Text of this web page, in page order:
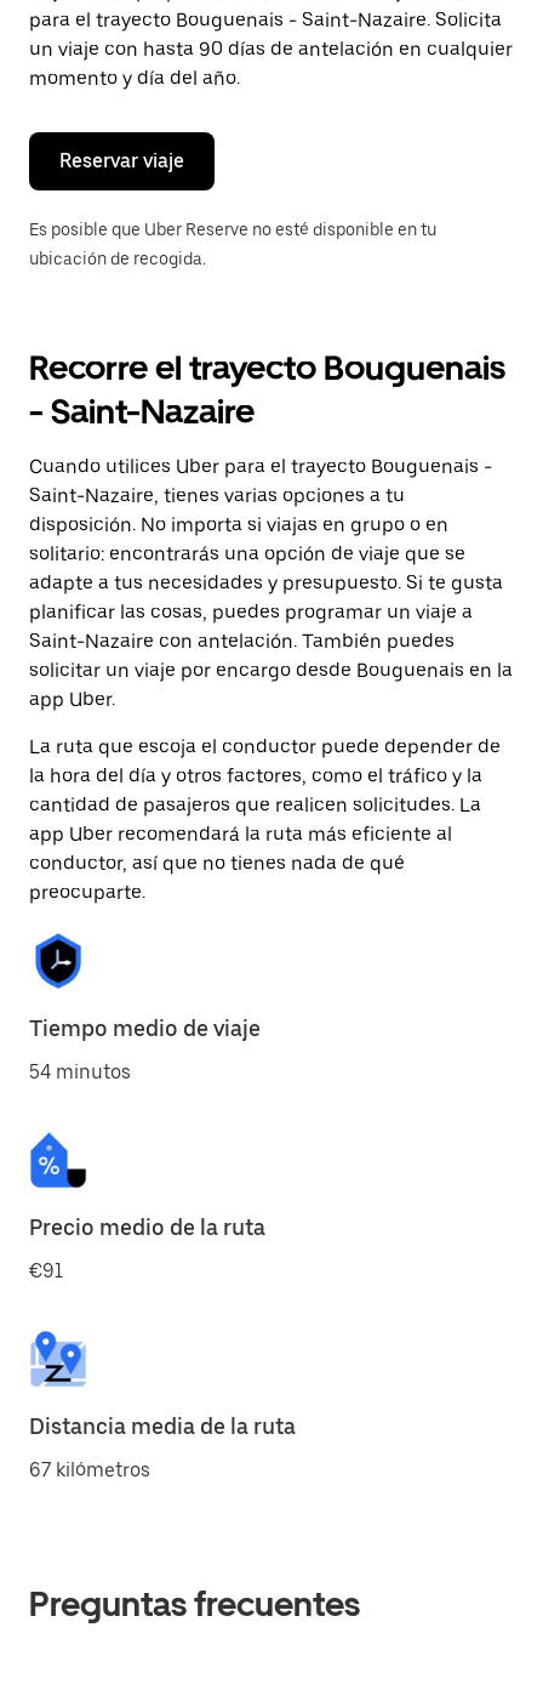
Pulsa
el
botón
de
escape
cerrar
calendario.
para el trayecto Bouguenais - Saint-Nazaire. Solicita
un viaje con hasta 90 días de antelación en cualquier
momento y día del año.
Reservar viaje
Es posible que Uber Reserve no esté disponible en tu
ubicación de recogida.
Recorre el trayecto Bouguenais
- Saint-Nazaire
Cuando utilices Uber para el trayecto Bouguenais -
Saint-Nazaire, tienes varias opciones a tu
disposición. No importa si viajas en grupo o en
solitario: encontrarás una opción de viaje que se
adapte a tus necesidades y presupuesto. Si te gusta
planificar las cosas, puedes programar un viaje a
Saint-Nazaire con antelación. También puedes
solicitar un viaje por encargo desde Bouguenais en la
app Uber.
La ruta que escoja el conductor puede depender de
la hora del día y otros factores, como el tráfico y la
cantidad de pasajeros que realicen solicitudes. La
app Uber recomendará la ruta más eficiente al
conductor, así que no tienes nada de qué
preocuparte.
Tiempo medio de viaje
54 minutos
Precio medio de la ruta
€91
Distancia media de la ruta
67 kilómetros
Preguntas frecuentes